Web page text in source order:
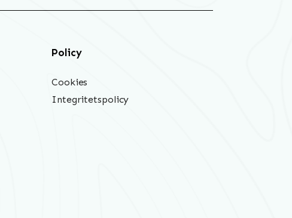
Policy
Cookies
Integritetspolicy